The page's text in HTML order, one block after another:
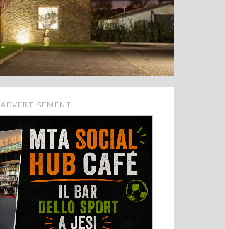
ADVERTISEMENT